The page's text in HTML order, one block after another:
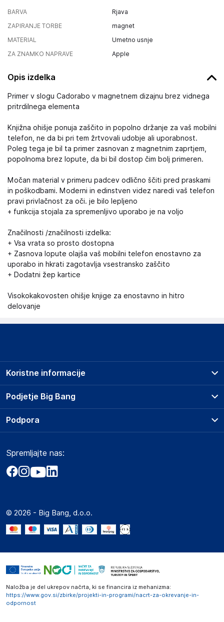
BARVA
Rjava
ZAPIRANJE TORBE
magnet
MATERIAL
Umetno usnje
ZA ZNAMKO NAPRAVE
Apple
Opis izdelka
Primer v slogu Cadorabo v magnetnem dizajnu brez vidnega
pritrdilnega elementa
Knjižna ohišje ponuja zaščito in popolno držanje za vaš mobilni
telefon, ne da bi pri tem žrtvovali udobje ali uporabnost.
Poleg tega je bil ta primer zasnovan z magnetnim zaprtjem,
popolnoma brez lopute, da bi bil dostop čim bolj primeren.
Močan material v primeru padcev odlično ščiti pred praskami
in poškodbami. Moderni in edinstven videz naredi vaš telefon
pravi privlačnost za oči. je bilo lepljeno
+ funkcija stojala za spremenljivo uporabo je na voljo
Značilnosti /značilnosti izdelka:
+ Vsa vrata so prosto dostopna
+ Zasnova lopute olajša vaš mobilni telefon enostavno za
uporabo in hkrati zagotavlja vsestransko zaščito
+ Dodatni žep kartice
Visokokakovosten ohišje knjige za enostavno in hitro
delovanje
Podjetje Big Bang
O podjetju
Obvestila za javnost
Akt o digitalnih storitvah
Marketplace za partnerje
Novosti
Koristne informacije
Prodajna mesta
Storitve
Dostava, vnos in odvoz
Zavarovanje izdelkov
Podpora
Marketplace
Kako oddati naročilo?
Spremljajte nas:
© 2026 - Big Bang, d.o.o.
Naložba je del ukrepov načrta, ki se financira iz mehanizma:
https://www.gov.si/zbirke/projekti-in-programi/nacrt-za-okrevanje-in-
odpornost